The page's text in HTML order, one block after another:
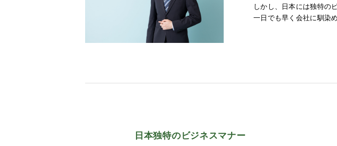
しかし、日本には独特の
一日でも早く会社に馴染
日本独特のビジネスマナー